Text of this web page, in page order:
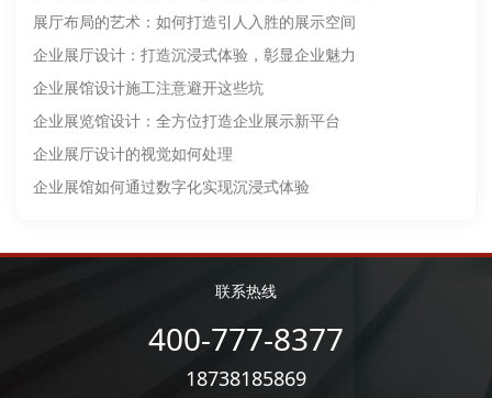
展厅布局的艺术：如何打造引人入胜的展示空间
企业展厅设计：打造沉浸式体验，彰显企业魅力
企业展馆设计施工注意避开这些坑
企业展览馆设计：全方位打造企业展示新平台
企业展厅设计的视觉如何处理
企业展馆如何通过数字化实现沉浸式体验
联系热线
400-777-8377
18738185869